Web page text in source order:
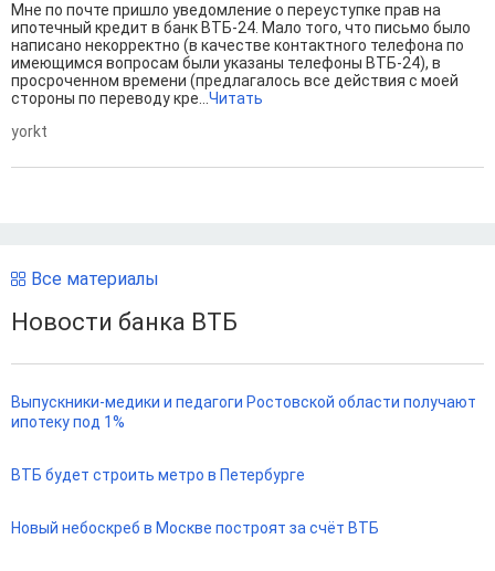
Мне по почте пришло уведомление о переуступке прав на
ипотечный кредит в банк ВТБ-24. Мало того, что письмо было
написано некорректно (в качестве контактного телефона по
имеющимся вопросам были указаны телефоны ВТБ-24), в
просроченном времени (предлагалось все действия с моей
стороны по переводу кре... Читать
yorkt
Все материалы
Новости банка ВТБ
Выпускники-медики и педагоги Ростовской области получают
ипотеку под 1%
ВТБ будет строить метро в Петербурге
Новый небоскреб в Москве построят за счёт ВТБ